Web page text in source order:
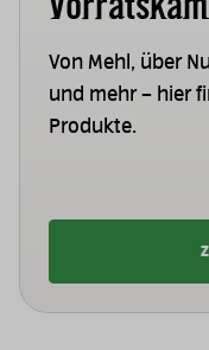
Von Mehl, über
und mehr – hier
Produkte.